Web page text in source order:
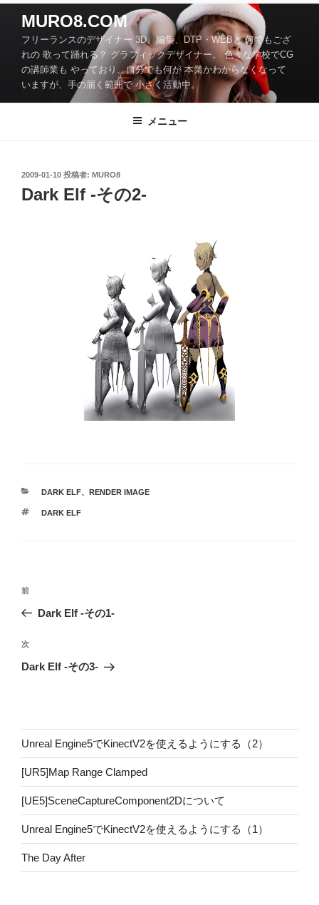
コ
MURO8.COM
フリーランスのデザイナー 3D、編集、DTP・WEBと 何でもござ
れの 歌って踊れる？ グラフィックデザイナー。 色々な学校でCG
の講師業も やっており、自分でも何が 本業かわからなくなって
いますが、手の届く範囲で 小さく活動中。
メニュー
投
稿
日:
2009-01-10 投稿者: MURO8
Dark Elf -その2-
カ
ゴ
DARK ELF、 RENDER IMAGE
タ
DARK ELF
投
ビ
ゲ
ン
前
の
稿
前
Dark Elf -その1-
次
の
次
Dark Elf -その3-
Unreal Engine5でKinectV2を使えるようにする（2）
[UR5]Map Range Clamped
[UE5]SceneCaptureComponent2Dについて
Unreal Engine5でKinectV2を使えるようにする（1）
The Day After